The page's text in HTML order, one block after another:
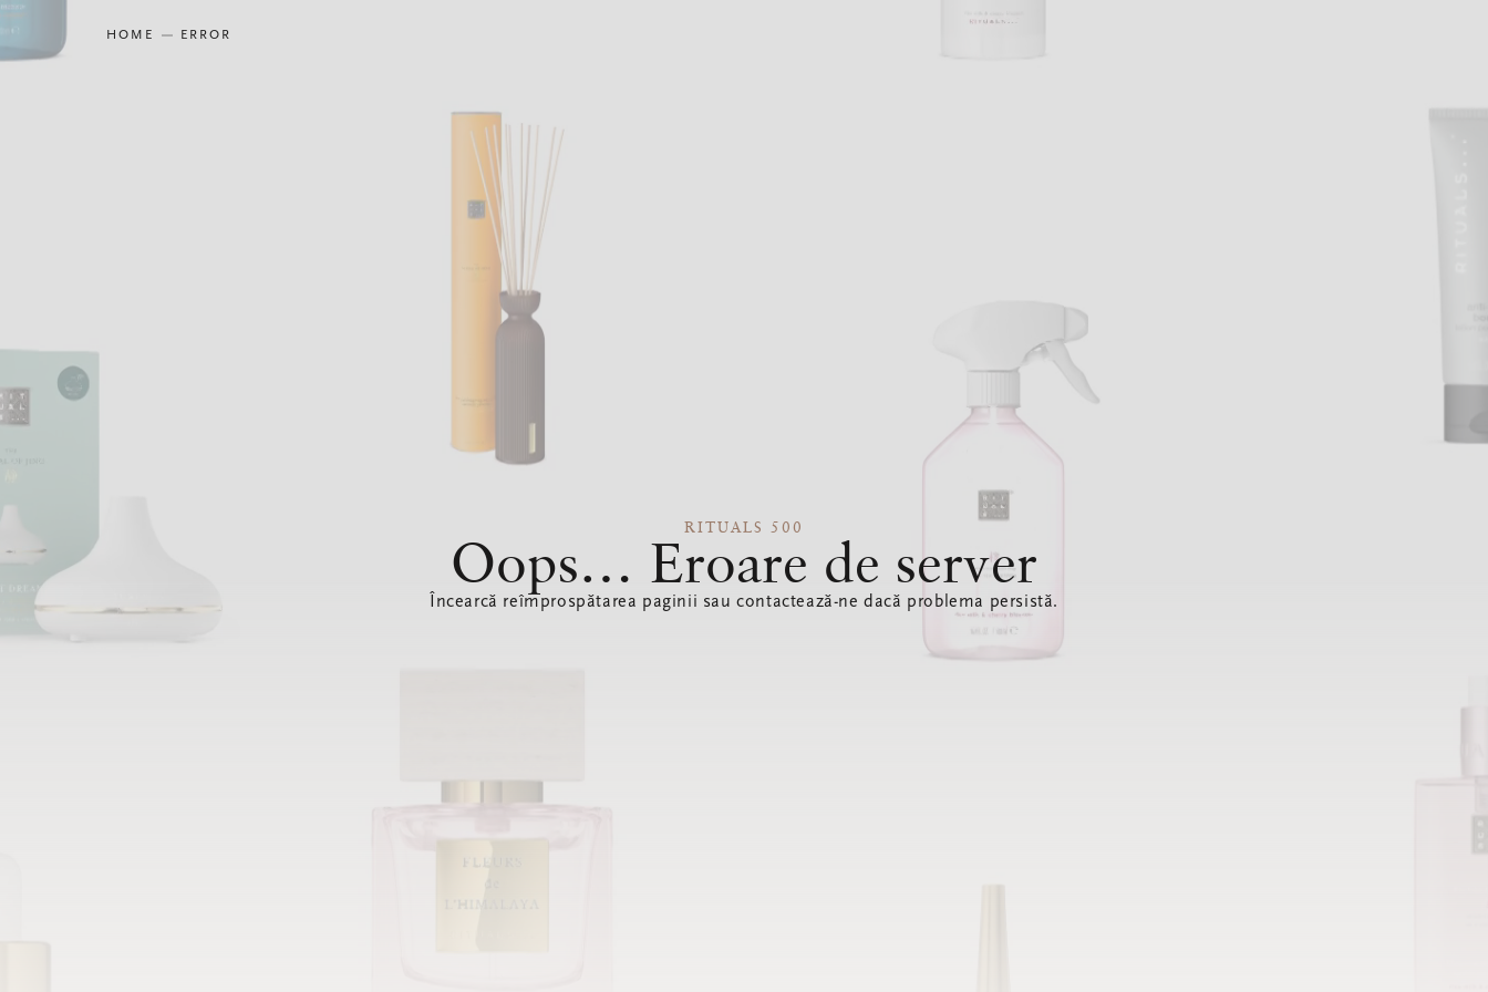
HOME ERROR
RITUALS 500
Oops… Eroare de server
Încearcă reîmprospătarea paginii sau contactează-ne dacă problema persistă.